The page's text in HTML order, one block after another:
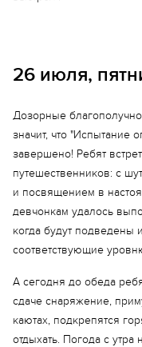
26 июля,
Дозорные
значит, что "Испытание
завершено! Ребят
путешественников: с
и посвящением в
девчонкам удалось
когда будут подведены
соответствующие
А сегодня до обеда
сдаче снаряжение,
каютах, подкрепятся
отдыхать. Погода с